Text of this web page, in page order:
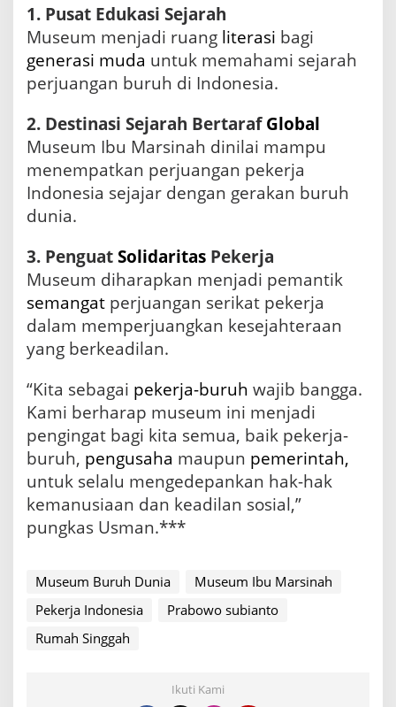
1. Pusat Edukasi Sejarah
Museum menjadi ruang literasi bagi
generasi muda untuk memahami sejarah
perjuangan buruh di Indonesia.
2. Destinasi Sejarah BertarafGlobal
Museum Ibu Marsinah dinilai mampu
menempatkan perjuangan pekerja
Indonesia sejajar dengan gerakan buruh
dunia.
3. PenguatSolidaritas Pekerja
Museum diharapkan menjadi pemantik
semangat perjuangan serikat pekerja
dalam memperjuangkan kesejahteraan
yang berkeadilan.
“Kita sebagai pekerja-buruh wajib bangga.
Kami berharap museum ini menjadi
pengingat bagi kita semua, baik pekerja-
buruh, pengusaha maupun pemerintah,
untuk selalu mengedepankan hak-hak
kemanusiaan dan keadilan sosial,”
pungkas Usman.***
Museum Buruh Dunia
Museum Ibu Marsinah
Pekerja Indonesia
Prabowo subianto
Rumah Singgah
Ikuti Kami